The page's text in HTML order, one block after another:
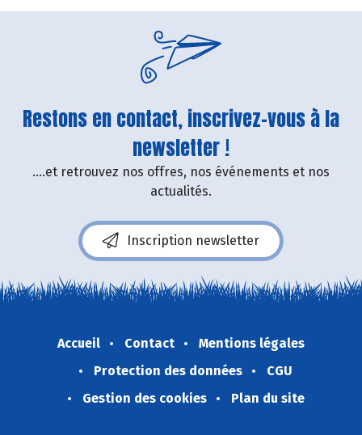
Restons en contact, inscrivez-vous à la
newsletter !
....et retrouvez nos offres, nos événements et nos
actualités.
Inscription newsletter
Accueil Contact
Mentions légales
Protection des données
CGU
Gestion des cookies
Plan du site